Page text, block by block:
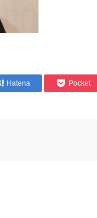
Hatena Pocket